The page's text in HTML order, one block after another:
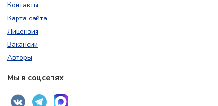
Контакты
Карта сайта
Лицензия
Вакансии
Авторы
Мы в соцсетях